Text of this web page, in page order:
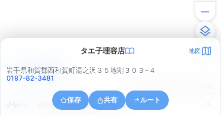
タエ子理容店 地図
岩手県和賀郡西和賀町湯之沢３５地割３０３−４
0197-82-3481
保存 共有 ルート
岩手県和賀郡西和賀町川尻４１地割
アプリで見る